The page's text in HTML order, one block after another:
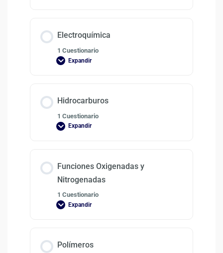
Electroquímica
1 Cuestionario
Expandir
Hidrocarburos
1 Cuestionario
Expandir
Funciones Oxigenadas y
Nitrogenadas
1 Cuestionario
Expandir
Polímeros